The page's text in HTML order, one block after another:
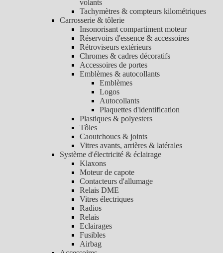
volants
Tachymètres & compteurs kilométriques
Carrosserie & tôlerie
Insonorisant compartiment moteur
Réservoirs d'essence & accessoires
Rétroviseurs extérieurs
Chromes & cadres décoratifs
Accessoires de portes
Emblèmes & autocollants
Emblèmes
Logos
Autocollants
Plaquettes d'identification
Plastiques & polyesters
Tôles
Caoutchoucs & joints
Vitres avants, arrières & latérales
Système d'électricité & éclairage
Klaxons
Moteur de capote
Contacteurs d'allumage
Relais DME
Vitres électriques
Radios
Relais
Eclairages
Fusibles
Airbag